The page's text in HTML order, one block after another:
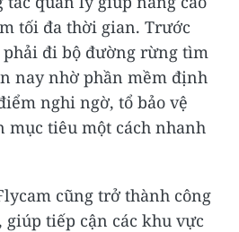
tối đa thời gian. Trước
phải đi bộ đường rừng tìm
nay nhờ phần mềm định
nghi ngờ, tổ bảo vệ
mục tiêu một cách nhanh
cũng trở thành công
giúp tiếp cận các khu vực